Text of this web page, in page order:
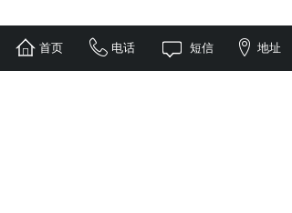
首页 电话 短信 地址